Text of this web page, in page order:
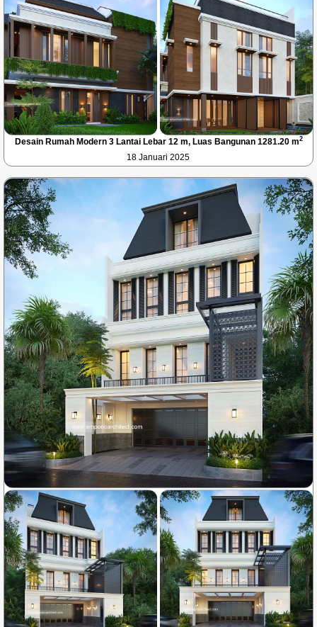
Desain Rumah Modern 3 Lantai Lebar 12 m, Luas Bangunan 1281.20 m2
18 Januari 2025